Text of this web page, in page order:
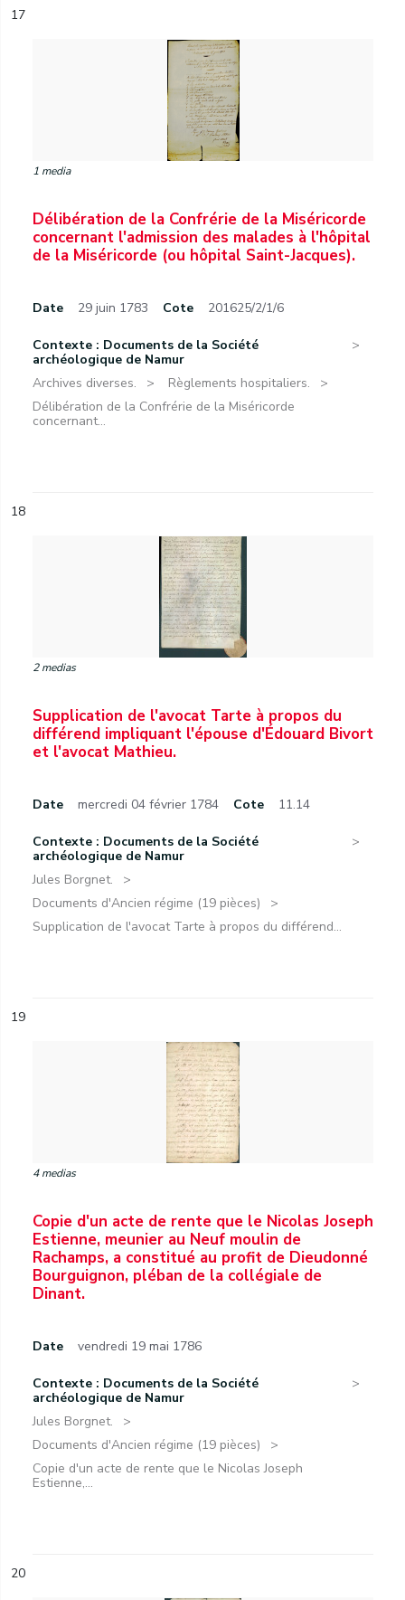
17
1 media
Délibération de la Confrérie de la Miséricorde
concernant l'admission des malades à l'hôpital
de la Miséricorde (ou hôpital Saint-Jacques).
Date 29 juin 1783 Cote 201625/2/1/6
Contexte : Documents de la Société
archéologique de Namur
Archives diverses.
Règlements hospitaliers.
Délibération de la Confrérie de la Miséricorde
concernant...
18
2 medias
Supplication de l'avocat Tarte à propos du
différend impliquant l'épouse d'Édouard Bivort
et l'avocat Mathieu.
Date mercredi 04 février 1784 Cote 11.14
Contexte : Documents de la Société
archéologique de Namur
Jules Borgnet.
Documents d'Ancien régime (19 pièces)
Supplication de l'avocat Tarte à propos du différend...
19
4 medias
Copie d'un acte de rente que le Nicolas Joseph
Estienne, meunier au Neuf moulin de
Rachamps, a constitué au profit de Dieudonné
Bourguignon, pléban de la collégiale de
Dinant.
Date vendredi 19 mai 1786
Contexte : Documents de la Société
archéologique de Namur
Jules Borgnet.
Documents d'Ancien régime (19 pièces)
Copie d'un acte de rente que le Nicolas Joseph
Estienne,...
20